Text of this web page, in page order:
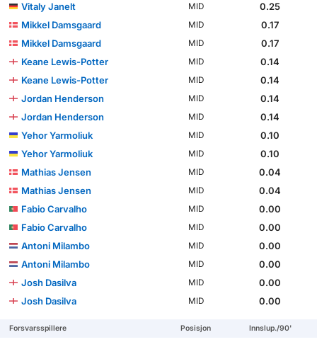
Vitaly Janelt
MID
0.25
Mikkel Damsgaard
MID
0.17
Mikkel Damsgaard
MID
0.17
Keane Lewis-Potter
MID
0.14
Keane Lewis-Potter
MID
0.14
Jordan Henderson
MID
0.14
Jordan Henderson
MID
0.14
Yehor Yarmoliuk
MID
0.10
Yehor Yarmoliuk
MID
0.10
Mathias Jensen
MID
0.04
Mathias Jensen
MID
0.04
Fabio Carvalho
MID
0.00
Fabio Carvalho
MID
0.00
Antoni Milambo
MID
0.00
Antoni Milambo
MID
0.00
Josh Dasilva
MID
0.00
Josh Dasilva
MID 0.00
Forsvarsspillere Posisjon Innslup./90'